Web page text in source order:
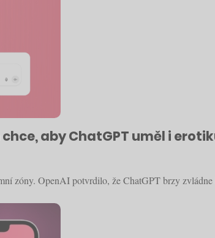
aby ChatGPT uměl i
zóny. OpenAI potvrdilo, že ChatGPT brzy